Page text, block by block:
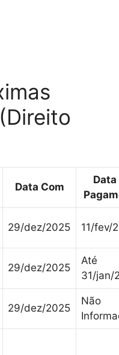
Data Com
Data
29/dez/2025 11/fev/
29/dez/2025
Até
31/jan/
29/dez/2025
Não